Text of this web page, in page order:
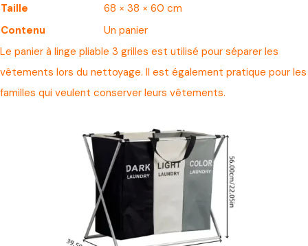
Taille
68 × 38 × 60 cm
Contenu
Un panier
Le panier à linge pliable 3 grilles est utilisé pour séparer les
vêtements lors du nettoyage. Il est également pratique pour les
familles qui veulent conserver leurs vêtements.